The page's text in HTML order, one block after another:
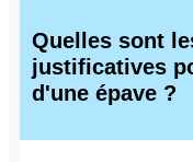
Quelles sont
justificatives
d'une épave ?